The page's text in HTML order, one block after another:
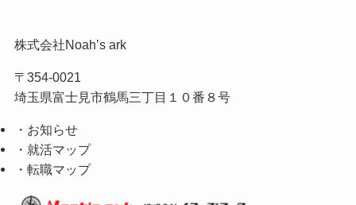
株式会社Noah’s ark
〒354-0021
埼玉県富士見市鶴馬三丁目１０番８号
・お知らせ
・就活マップ
・転職マップ